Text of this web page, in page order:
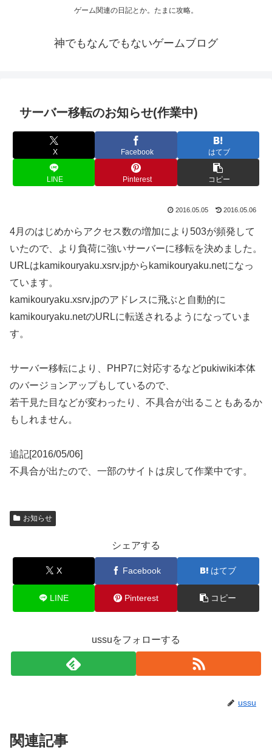
ゲーム関連の日記とか。たまに攻略。
神でもなんでもないゲームブログ
サーバー移転のお知らせ(作業中)
X Facebook はてブ
LINE Pinterest コピー
2016.05.05 2016.05.06
4月のはじめからアクセス数の増加により503が頻発して
いたので、より負荷に強いサーバーに移転を決めました。
URLはkamikouryaku.xsrv.jpからkamikouryaku.netになっ
ています。
kamikouryaku.xsrv.jpのアドレスに飛ぶと自動的に
kamikouryaku.netのURLに転送されるようになっていま
す。
サーバー移転により、PHP7に対応するなどpukiwiki本体
のバージョンアップもしているので、
若干見た目などが変わったり、不具合が出ることもあるか
もしれません。
追記[2016/05/06]
不具合が出たので、一部のサイトは戻して作業中です。
お知らせ
シェアする
X Facebook はてブ
LINE Pinterest コピー
ussuをフォローする
ussu
関連記事